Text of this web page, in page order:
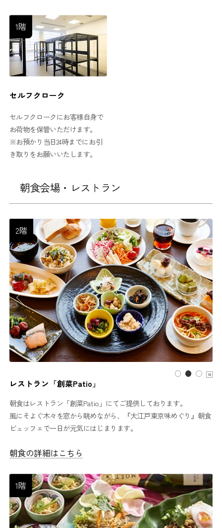
1階
セルフクローク
セルフクロークにお客様自身で
お荷物を保管いただけます。
※お預かり当日24時までにお引
き取りをお願いいたします。
朝食会場・レストラン
2階
レストラン「創菜Patio」
朝食はレストラン「創菜Patio」にてご提供しております。
風にそよぐ木々を窓から眺めながら、『大江戸東京味めぐり』朝食
ビュッフェで一日が元気にはじまります。
朝食の詳細はこちら
1階